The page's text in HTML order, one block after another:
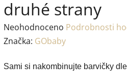
druhé strany
Průměrné
hodnocení
je
Neohodnoceno Podrobnosti
Značka: GObaby
Sami si nakombinujte barvičky